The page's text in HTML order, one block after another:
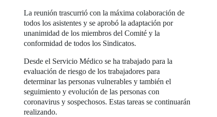
La reunión trascurrió con la máxima colaboración de
todos los asistentes y se aprobó la adaptación por
unanimidad de los miembros del Comité y la
conformidad de todos los Sindicatos.
Desde el Servicio Médico se ha trabajado para la
evaluación de riesgo de los trabajadores para
determinar las personas vulnerables y también el
seguimiento y evolución de las personas con
coronavirus y sospechosos. Estas tareas se continuarán
realizando.